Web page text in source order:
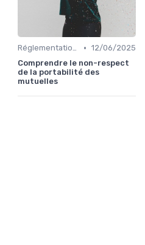
Réglementations en Assurance Santé • 12/06/2025
Comprendre le non-respect
de la portabilité des
mutuelles